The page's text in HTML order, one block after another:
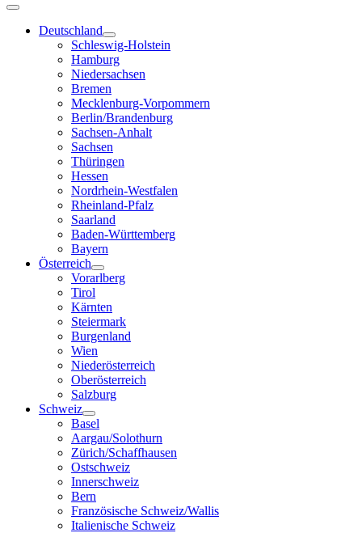
Deutschland
Schleswig-Holstein
Hamburg
Niedersachsen
Bremen
Mecklenburg-Vorpommern
Berlin/Brandenburg
Sachsen-Anhalt
Sachsen
Thüringen
Hessen
Nordrhein-Westfalen
Rheinland-Pfalz
Saarland
Baden-Württemberg
Bayern
Österreich
Vorarlberg
Tirol
Kärnten
Steiermark
Burgenland
Wien
Niederösterreich
Oberösterreich
Salzburg
Schweiz
Basel
Aargau/Solothurn
Zürich/Schaffhausen
Ostschweiz
Innerschweiz
Bern
Französische Schweiz/Wallis
Italienische Schweiz